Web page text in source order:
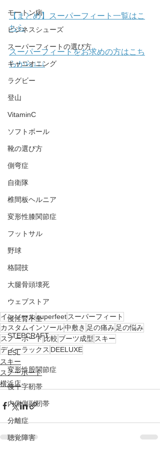
モートン病
ビジネスシューズ
スーパーフィートの選び方
キャニオニング
ラグビー
登山
VitaminC
ソフトボール
靴の選び方
側弯症
自衛隊
椎間板ヘルニア
変形性膝関節症
フットサル
野球
格闘技
大腿骨頭壊死
ウェブストア
慢性腎不全
STEPCRAFT
ESL
変形性股関節症
後十字靭帯
内側側副靭帯
分離症
聴覚障害
【まとめ】スーパーフィート一覧はこ
ちら
スーパーフィートをお求めの方はこち
らから↓↓↓
インソールsuperfeet スーパーフィート
カスタムインソール中敷き 足の痛み 足の悩み
スノーボード比較 ブーツ成型 スキー
ディーラックス DEELUXE
スキー
スノーボード
横浜店